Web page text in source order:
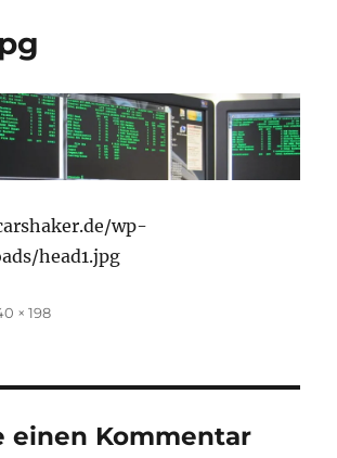
wp-
head1.jpg
× 198
einen Kommentar